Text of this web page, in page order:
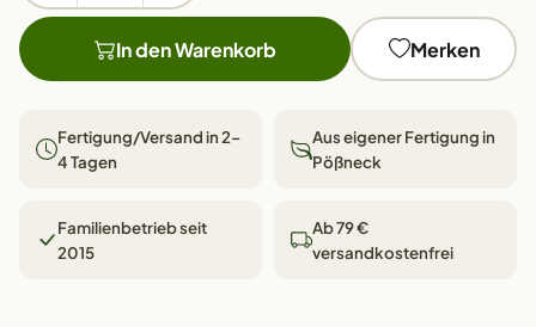
In den Warenkorb Merken
Fertigung/Versand in 2–
4 Tagen
Aus eigener Fertigung in
Pößneck
Familienbetrieb seit
2015
Ab 79 €
versandkostenfrei